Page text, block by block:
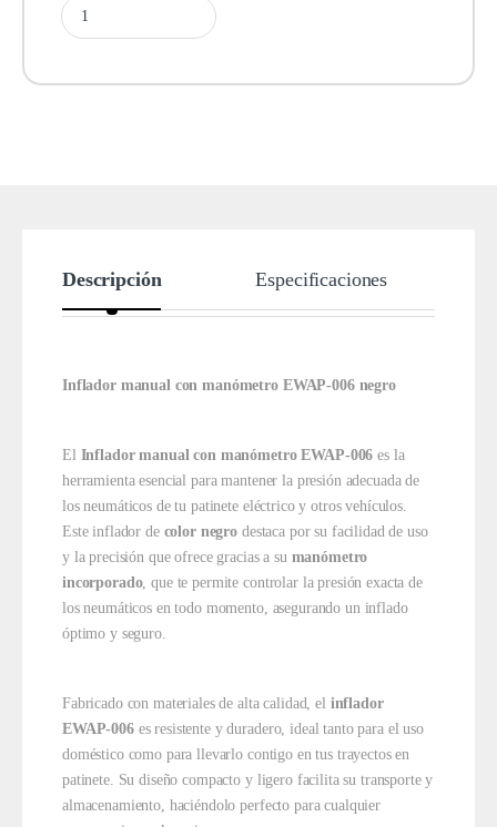
Descripción Especificaciones
Inflador manual con manómetro EWAP-006 negro
El Inflador manual con manómetro EWAP-006 es la
herramienta esencial para mantener la presión adecuada de
los neumáticos de tu patinete eléctrico y otros vehículos.
Este inflador de color negro destaca por su facilidad de uso
y la precisión que ofrece gracias a su manómetro
incorporado, que te permite controlar la presión exacta de
los neumáticos en todo momento, asegurando un inflado
óptimo y seguro.
Fabricado con materiales de alta calidad, el inflador
EWAP-006es resistente y duradero, ideal tanto para el uso
doméstico como para llevarlo contigo en tus trayectos en
patinete. Su diseño compacto y ligero facilita su transporte y
almacenamiento, haciéndolo perfecto para cualquier